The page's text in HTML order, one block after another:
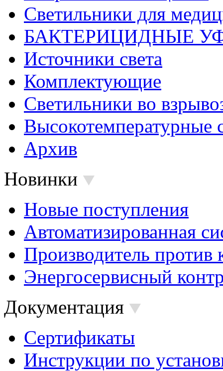
Светильники для
БАКТЕРИЦИДНЫЕ
Источники света
Комплектующие
Светильники во
Высокотемпературные
Архив
Новинки
Новые поступления
Автоматизированная
Производитель против
Энергосервисный
Документация
Сертификаты
Инструкции по